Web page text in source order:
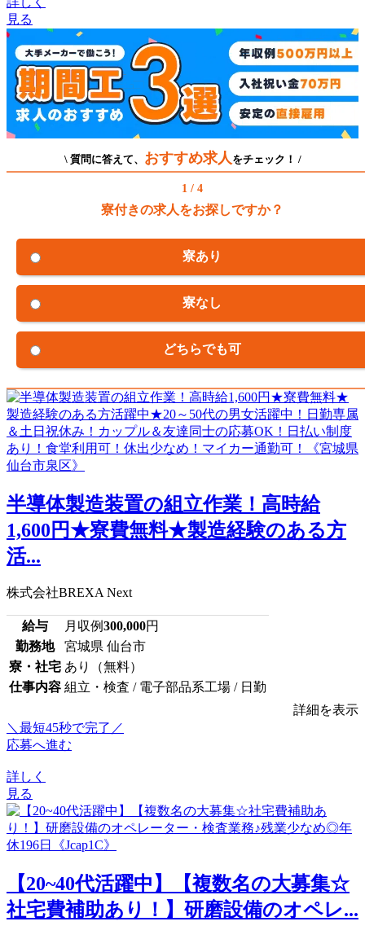
見る
\ 質問に答えて、 おすすめ求人 をチェック！ /
1 / 4
寮付きの求人をお探しですか？
寮あり
寮なし
どちらでも可
半導体製造装置の組立作業！高時給
1,600円★寮費無料★製造経験のある方
活...
株式会社BREXA Next
給与 月収例300,000円
勤務地
宮城県 仙台市
寮・社宅 あり（無料）
仕事内容 組立・検査 / 電子部品系工場 / 日勤
詳細を表示
＼最短45秒で完了／
応募へ進む
詳しく
見る
【20~40代活躍中】【複数名の大募集☆
社宅費補助あり！】研磨設備のオペレ...